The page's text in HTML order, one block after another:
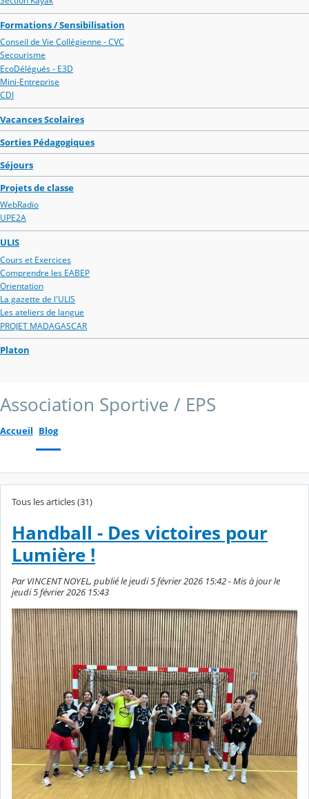
Formations / Sensibilisation
Conseil de Vie Collégienne - CVC
Secourisme
EcoDélégués - E3D
Mini-Entreprise
CDI
Vacances Scolaires
Sorties Pédagogiques
Séjours
Projets de classe
WebRadio
UPE2A
ULIS
Cours et Exercices
Comprendre les EABEP
Orientation
La gazette de l'ULIS
Les ateliers de langue
PROJET MADAGASCAR
Platon
Association Sportive / EPS
Accueil Blog
Tous les articles (31)
Handball - Des victoires pour
Lumière !
Par VINCENT NOYEL, publié le jeudi 5 février 2026 15:42 - Mis à jour le
jeudi 5 février 2026 15:43